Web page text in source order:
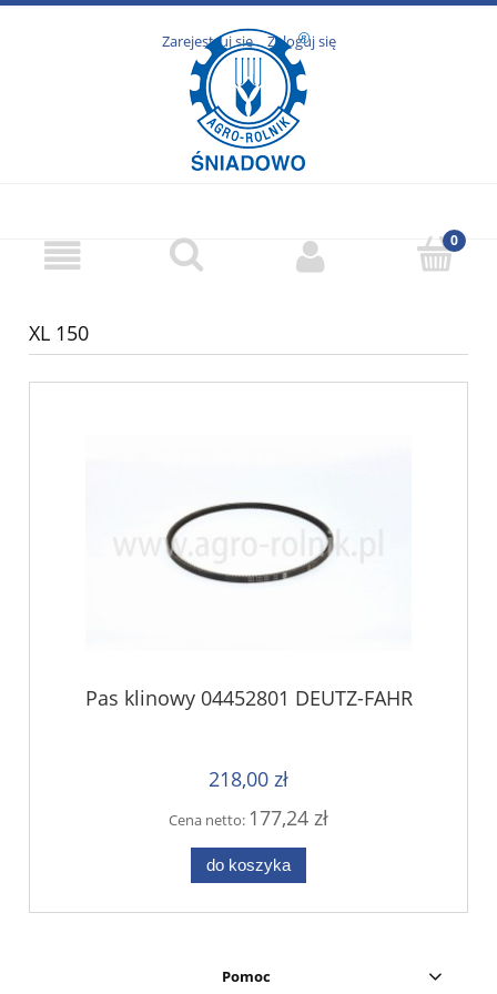
Zarejestruj się Zaloguj się
XL 150
Pas klinowy 04452801 DEUTZ-FAHR
218,00 zł
Cena netto: 177,24 zł
do koszyka
Pomoc